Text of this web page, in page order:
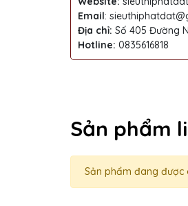
Email:
Địa chỉ: Số 405 Đường
Hotline: 0835616818
Sản phẩm
Sản phẩm đang được